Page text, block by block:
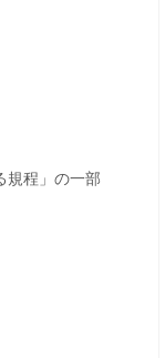
規程」の一部